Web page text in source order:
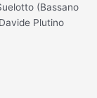
(Bassano
Plutino